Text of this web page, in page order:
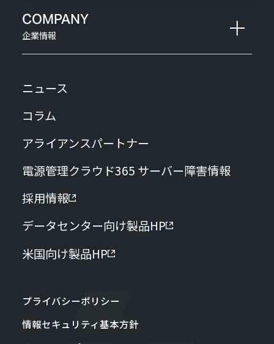
COMPANY
企業情報
ニュース
コラム
アライアンスパートナー
電源管理クラウド365 サーバー障害情報
採用情報
データセンター向け製品HP
米国向け製品HP
プライバシーポリシー
情報セキュリティ基本方針